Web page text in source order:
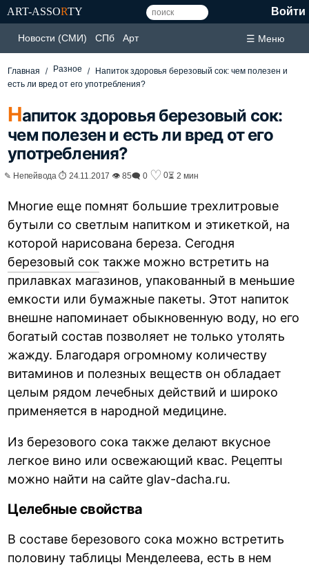
ART-ASSORTY Войти
Новости (СМИ) СПб Арт ☰ Меню
Главная Разное
Напиток здоровья березовый сок: чем полезен и
есть ли вред от его употребления?
Напиток здоровья березовый сок:
чем полезен и есть ли вред от его
употребления?
✎ Непейвода ⏱ 24.11.2017 👁 85🗨 0 ♡ 0⏳ 2 мин
Многие еще помнят большие трехлитровые
бутыли со светлым напитком и этикеткой, на
которой нарисована береза. Сегодня
березовый сок также можно встретить на
прилавках магазинов, упакованный в меньшие
емкости или бумажные пакеты. Этот напиток
внешне напоминает обыкновенную воду, но его
богатый состав позволяет не только утолять
жажду. Благодаря огромному количеству
витаминов и полезных веществ он обладает
целым рядом лечебных действий и широко
применяется в народной медицине.
Из березового сока также делают вкусное
легкое вино или освежающий квас. Рецепты
можно найти на сайте glav-dacha.ru.
Целебные свойства
В составе березового сока можно встретить
половину таблицы Менделеева, есть в нем